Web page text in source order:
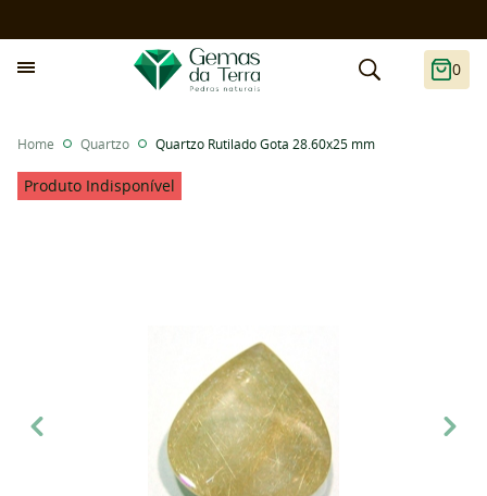
0
Home Quartzo Quartzo Rutilado Gota 28.60x25 mm
Produto Indisponível